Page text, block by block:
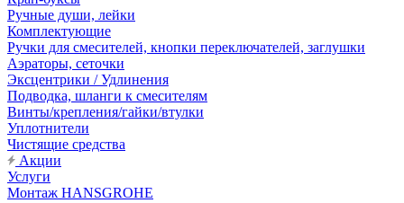
Ручные души, лейки
Комплектующие
Ручки для смесителей, кнопки переключателей, заглушки
Аэраторы, сеточки
Эксцентрики / Удлинения
Подводка, шланги к смесителям
Винты/крепления/гайки/втулки
Уплотнители
Чистящие средства
Акции
Услуги
Монтаж HANSGROHE